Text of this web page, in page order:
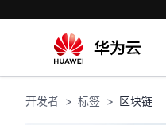
开发者 标签 区块链